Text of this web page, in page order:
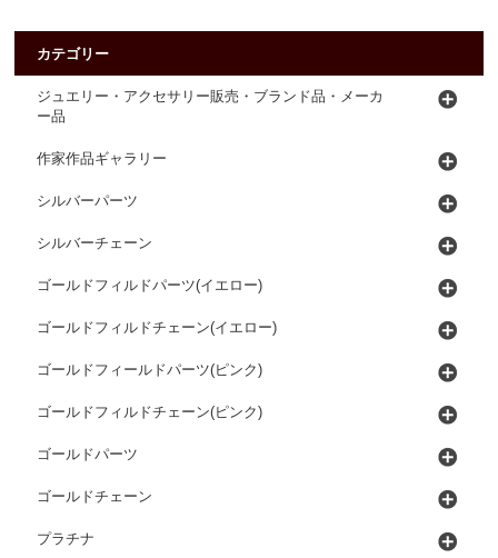
カテゴリー
ジュエリー・アクセサリー販売・ブランド品・メーカ
ー品
作家作品ギャラリー
シルバーパーツ
シルバーチェーン
ゴールドフィルドパーツ(イエロー)
ゴールドフィルドチェーン(イエロー)
ゴールドフィールドパーツ(ピンク)
ゴールドフィルドチェーン(ピンク)
ゴールドパーツ
ゴールドチェーン
プラチナ